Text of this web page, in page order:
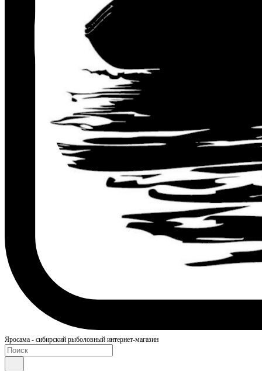
Яросама - сибирский рыболовный интернет-магазин